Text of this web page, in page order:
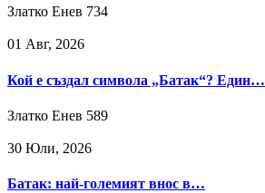
Златко Енев 734
01 Авг, 2026
Кой е създал символа „Батак“? Един…
Златко Енев 589
30 Юли, 2026
Батак: най-големият внос в…